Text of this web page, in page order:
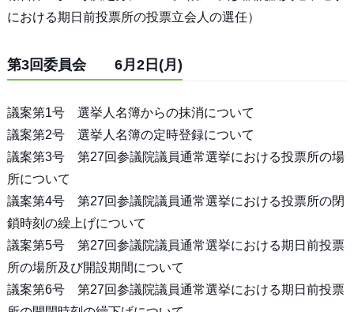
における期日前投票所の投票立会人の選任）
第3回委員会 6月2日(月)
議案第1号 選挙人名簿からの抹消について
議案第2号 選挙人名簿の定時登録について
議案第3号 第27回参議院議員通常選挙における投票所の場
所について
議案第4号 第27回参議院議員通常選挙における投票所の閉
鎖時刻の繰上げについて
議案第5号 第27回参議院議員通常選挙における期日前投票
所の場所及び開設期間について
議案第6号 第27回参議院議員通常選挙における期日前投票